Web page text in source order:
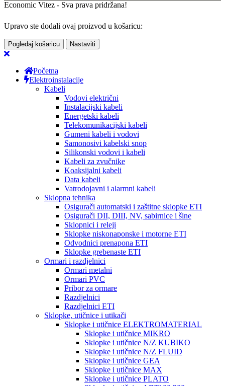
Economic Vitez - Sva prava pridržana!
Upravo ste dodali ovaj proizvod u košaricu:
Pogledaj košaricu Nastaviti
Početna
Elektroinstalacije
Kabeli
Vodovi električni
Instalacijski kabeli
Energetski kabeli
Telekomunikacijski kabeli
Gumeni kabeli i vodovi
Samonosivi kabelski snop
Silikonski vodovi i kabeli
Kabeli za zvučnike
Koaksijalni kabeli
Data kabeli
Vatrodojavni i alarmni kabeli
Sklopna tehnika
Osigurači automatski i zaštitne sklopke ETI
Osigurači DII, DIII, NV, sabirnice i šine
Sklopnici i releji
Sklopke niskonaponske i motorne ETI
Odvodnici prenapona ETI
Sklopke grebenaste ETI
Ormari i razdjelnici
Ormari metalni
Ormari PVC
Pribor za ormare
Razdjelnici
Razdjelnici ETI
Sklopke, utičnice i utikači
Sklopke i utičnice ELEKTROMATERIAL
Sklopke i utičnice MIKRO
Sklopke i utičnice N/Z KUBIKO
Sklopke i utičnice N/Z FLUID
Sklopke i utičnice GEA
Sklopke i utičnice MAX
Sklopke i utičnice PLATO